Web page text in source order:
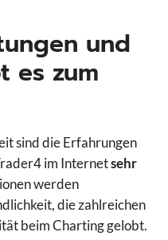
und
es zum
sind die Erfahrungen
im Internetsehr
werden
die zahlreichen
beim Charting gelobt.